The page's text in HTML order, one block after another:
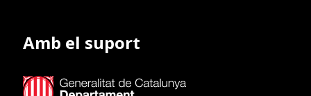
Amb el suport